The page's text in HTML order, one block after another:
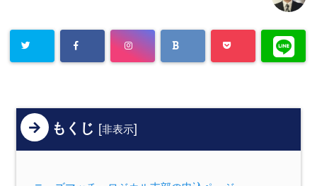
もくじ [非表示]